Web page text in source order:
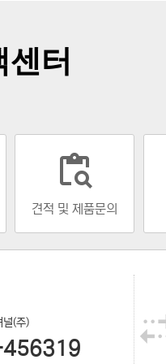
센터
content_paste_search
견적 및 제품문의
(주)